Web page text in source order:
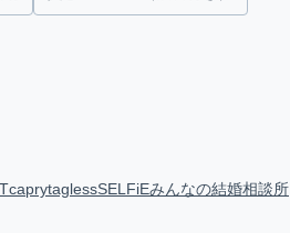
caprytaglessSELFiEみんなの結婚相談所